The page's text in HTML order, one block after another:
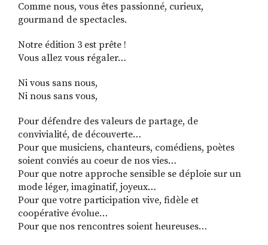
Comme nous, vous êtes passionné, curieux,
gourmand de spectacles.
Notre édition 3 est prête !
Vous allez vous régaler…
Ni vous sans nous,
Ni nous sans vous,
Pour défendre des valeurs de partage, de
convivialité, de découverte…
Pour que musiciens, chanteurs, comédiens, poètes
soient conviés au coeur de nos vies…
Pour que notre approche sensible se déploie sur un
mode léger, imaginatif, joyeux…
Pour que votre participation vive, fidèle et
coopérative évolue…
Pour que nos rencontres soient heureuses…